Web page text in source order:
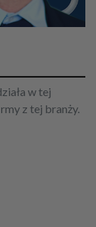
w tej
z tej branży.